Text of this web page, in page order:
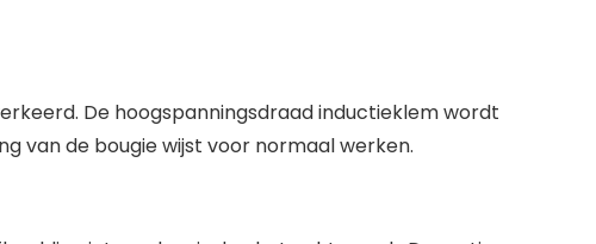
De hoogspanningsdraad inductieklem wordt
van de bougie wijst voor normaal werken.